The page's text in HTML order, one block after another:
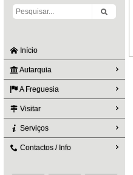
Início
Autarquia
A Freguesia
Visitar
Serviços
Contactos / Info